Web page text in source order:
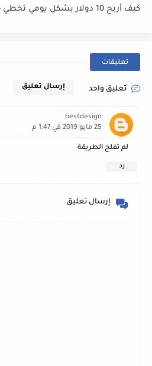
كيف أربح 10 دولار بشكل يومي تخطي حاجز 3000 دولار شهريا
تعليقات
تعليق واحد إرسال تعليق
bestdesign
25 مايو 2019 في 1:47 م
لم تفلح الطريقة
رد
إرسال تعليق